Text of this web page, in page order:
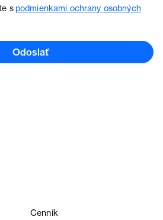
spodmienkami ochrany osobných
Odoslať
Cenník